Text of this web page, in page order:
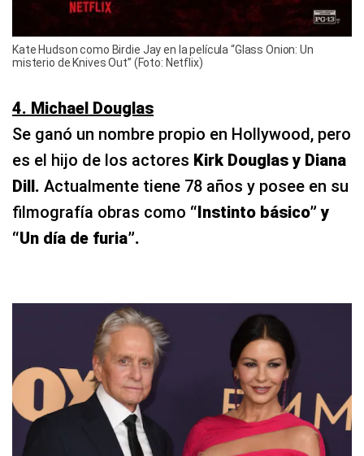
Kate Hudson como Birdie Jay en la película “Glass Onion: Un
misterio de Knives Out” (Foto: Netflix)
4. Michael Douglas
Se ganó un nombre propio en Hollywood, pero
es el hijo de los actores Kirk Douglas y Diana
Dill. Actualmente tiene 78 años y posee en su
filmografía obras como “Instinto básico” y
“Un día de furia”.